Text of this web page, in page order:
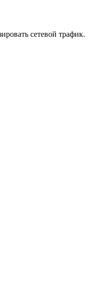
сетевой трафик.